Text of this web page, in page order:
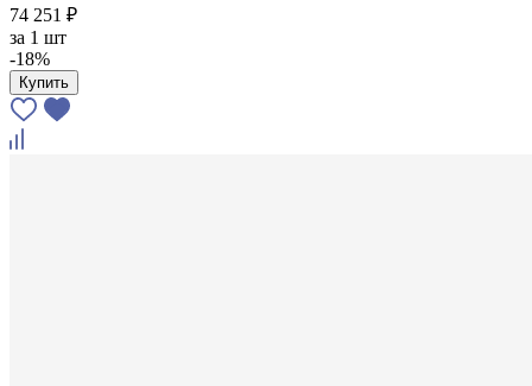
74 251 ₽
за 1 шт
-18%
Купить